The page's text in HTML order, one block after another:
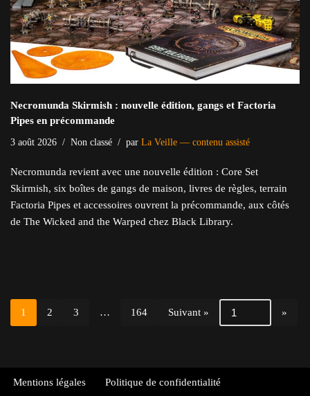
Necromunda Skirmish : nouvelle édition, gangs et Factoria
Pipes en précommande
3 août 2026 Non classé par La Veille — contenu assisté
Necromunda revient avec une nouvelle édition : Core Set
Skirmish, six boîtes de gangs de maison, livres de règles, terrain
Factoria Pipes et accessoires ouvrent la précommande, aux côtés
de The Wicked and the Warped chez Black Library.
1 2 3 … 164 Suivant »
Mentions légales Politique de confidentialité